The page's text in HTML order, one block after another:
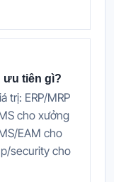
ưu tiên gì?
trị: ERP/MRP
cho xưởng
EAM cho
security cho